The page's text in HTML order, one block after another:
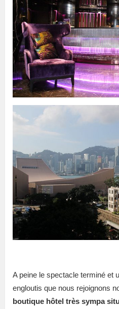
A peine le spectacle terminé et
engloutis que nous rejoignons
boutique hôtel très sympa